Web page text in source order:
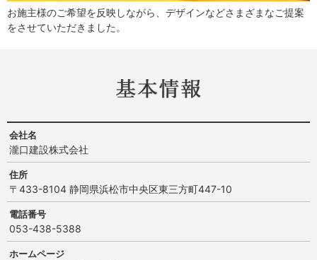
お施主様のご希望を反映しながら、デザインなどさまざまなご提案
をさせていただきました。
会社名
瀧口建設株式会社
住所
〒433-8104 静岡県浜松市中央区東三方町447-10
電話番号
053-438-5388
ホームページ